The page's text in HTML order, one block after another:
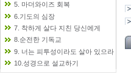
5. 마더와이즈 회복
6.기도의 심장
7. 착하게 살다 지친 당신에게
8.순전한 기독교
9. 너는 피투성이라도 살아 있으라
10.성경으로 설교하기